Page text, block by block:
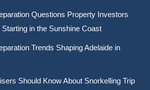
Questions Property Investors
in the Sunshine Coast
Trends Shaping Adelaide in
Should Know About Snorkelling Trip